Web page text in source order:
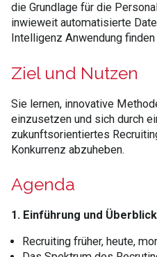
die Grundlage für die
inwieweit automatisierte
Intelligenz Anwendung finden
Ziel und Nutzen
Sie lernen, innovative
einzusetzen und sich durch
zukunftsorientiertes
Konkurrenz abzuheben.
Agenda
1. Einführung und Überblick
Recruiting früher, heute,